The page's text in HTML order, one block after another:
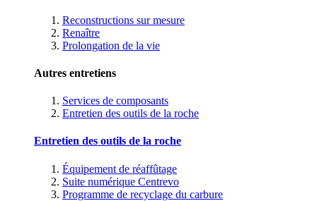
Reconstructions sur mesure
Renaître
Prolongation de la vie
Autres entretiens
Services de composants
Entretien des outils de la roche
Entretien des outils de la roche
Équipement de réaffûtage
Suite numérique Centrevo
Programme de recyclage du carbure